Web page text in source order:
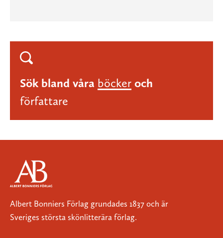
Sök bland våra böcker och
författare
Albert Bonniers Förlag grundades 1837 och är
Sveriges största skönlitterära förlag.